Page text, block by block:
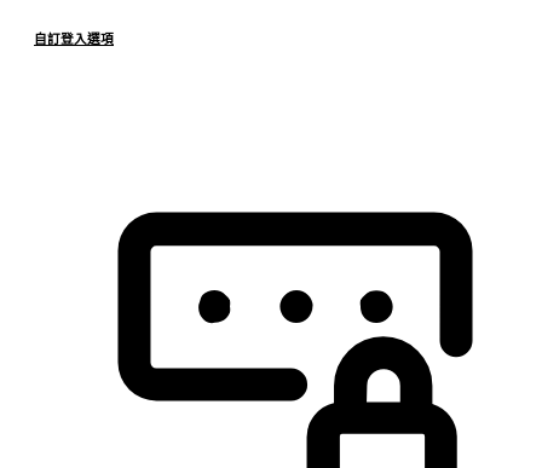
自訂登入選項